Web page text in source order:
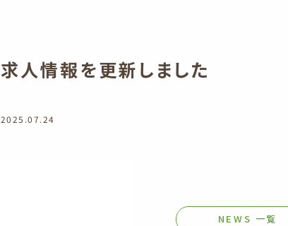
求人情報を更新しました
2025.07.24
NEWS 一覧